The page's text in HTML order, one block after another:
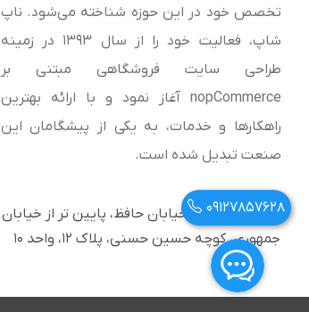
تخصص خود در این حوزه شناخته می‌شود. ناپ
شاپ، فعالیت خود را از سال 1393 در زمینه
طراحی سایت فروشگاهی مبتنی بر
nopCommerce آغاز نمود و با ارائه بهترین
راهکارها و خدمات، به یکی از پیشگامان این
صنعت تبدیل شده است.
آدرس: تهران، خیابان حافظ، پایین تر از خیابان
جمهوری، کوچه حسین حسنی، پلاک ۱۲، واحد ۱۰
09127857628